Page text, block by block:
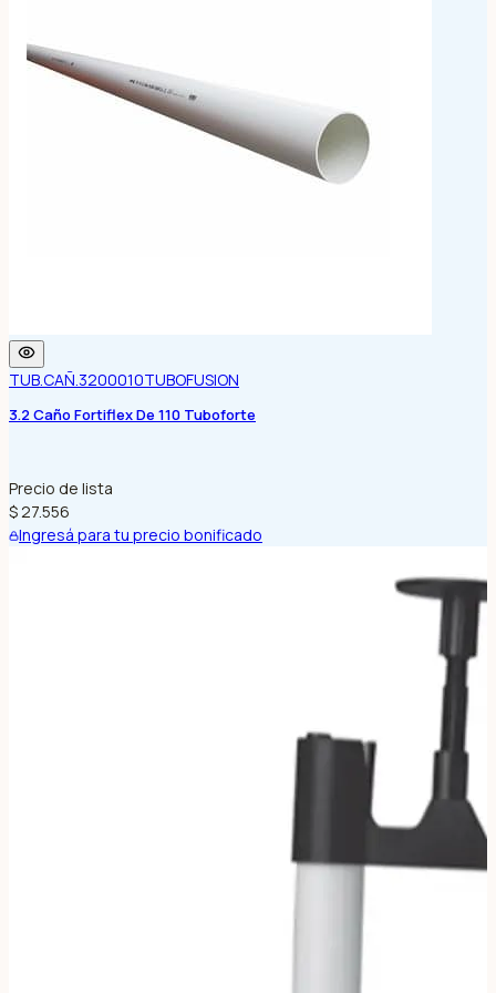
TUB.CAÑ.3200010TUBOFUSION
3.2 Caño Fortiflex De 110 Tuboforte
Precio de lista
$ 27.556
Ingresá para tu precio bonificado